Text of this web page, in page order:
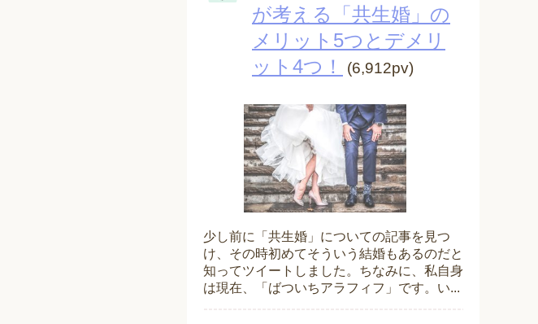
が考える「共生婚」の
メリット5つとデメリ
ット4つ！
(6,912pv)
少し前に「共生婚」についての記事を見つ
け、その時初めてそういう結婚もあるのだと
知ってツイートしました。ちなみに、私自身
は現在、「ばついちアラフィフ」です。い...